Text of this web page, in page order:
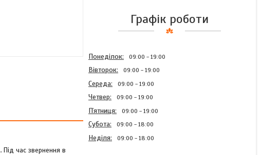
. Під час звернення в
Графік роботи
Понеділок 09:00 19:00
Вівторок 09:00 19:00
Середа 09:00 19:00
Четвер 09:00 19:00
Пʼятниця 09:00 19:00
Субота 09:00 18:00
Неділя 09:00 18:00